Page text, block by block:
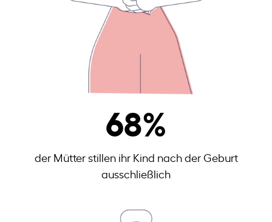
68%
der Mütter stillen ihr Kind nach der Geburt
ausschließlich